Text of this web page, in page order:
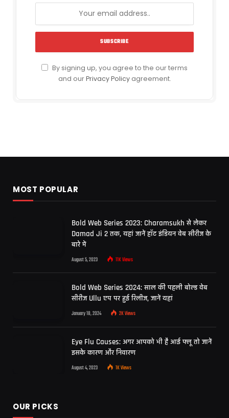
By signing up, you agree to the our terms
and ourPrivacy Policyagreement.
MOST POPULAR
Bold Web Series 2023: Charamsukh से लेकर
Damad Ji 2 तक, यहां जानें हॉट इंडियन वेब सीरीज के
बारे में
August 5, 2023 11KViews
Bold Web Series 2024: साल की पहली बोल्ड वेब
सीरीज Ullu एप पर हुई रिलीज, जानें यहां
January 18, 2024 2KViews
Eye Flu Causes: अगर आपको भी है आई फ्लू तो जानें
इसके कारण और निवारण
August 4, 2023 1KViews
OUR PICKS